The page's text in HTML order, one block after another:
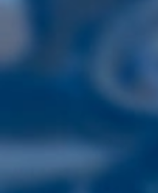
熊本県熊本市
TEL.096-352-